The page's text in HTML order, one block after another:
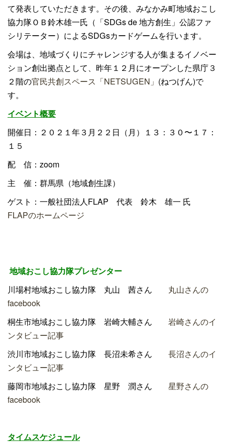
て発表していただきます。その後、みなかみ町地域おこし
協力隊ＯＢ鈴木雄一氏（「SDGs de 地方創生」公認ファ
シリテーター）によるSDGsカードゲームを行います。
会場は、地域づくりにチャレンジする人が集まるイノベー
ション創出拠点として、昨年１２月にオープンした県庁３
２階の官民共創スペース「NETSUGEN」 (ねつげん)で
す。
イベント概要
開催日：２０２１年３月２２日（月）１３：３０〜１７：
１５
配 信：zoom
主 催：群馬県（地域創生課）
ゲスト：一般社団法人FLAP 代表 鈴木 雄一 氏
FLAPのホームページ
地域おこし協力隊プレゼンター
川場村地域おこし協力隊 丸山 茜さん 丸山さんの
facebook
桐生市地域おこし協力隊 岩崎大輔さん 岩崎さんのイ
ンタビュー記事
渋川市地域おこし協力隊 長沼未希さん 長沼さんのイ
ンタビュー記事
藤岡市地域おこし協力隊 星野 潤さん 星野さんの
facebook
タイムスケジュール